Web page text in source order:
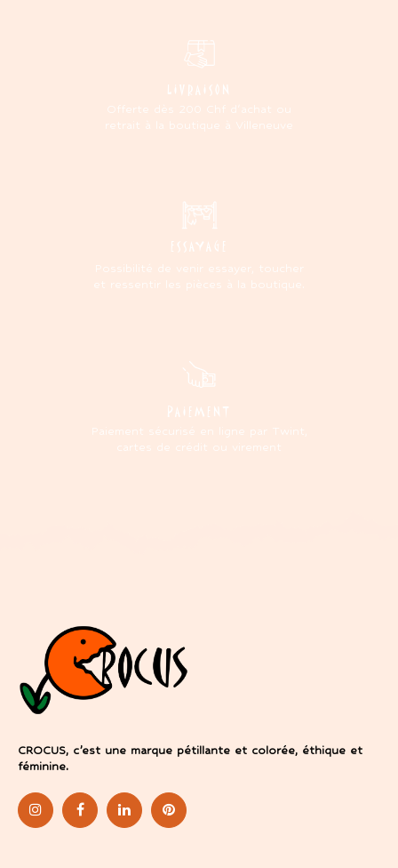
LIVRAISON
Offerte dès 200 Chf d'achat ou
retrait à la boutique à Villeneuve
ESSAYAGE
Possibilité de venir essayer, toucher
et ressentir les pièces à la boutique.
PAIEMENT
Paiement sécurisé en ligne par Twint,
cartes de crédit ou virement
CROCUS, c’est une marque pétillante et colorée, éthique et
féminine.